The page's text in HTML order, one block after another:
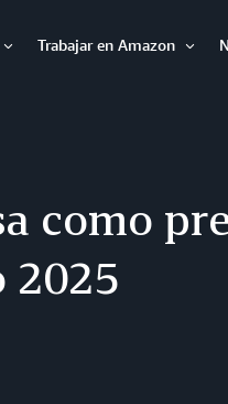
Trabajar en Amazon
como
2025